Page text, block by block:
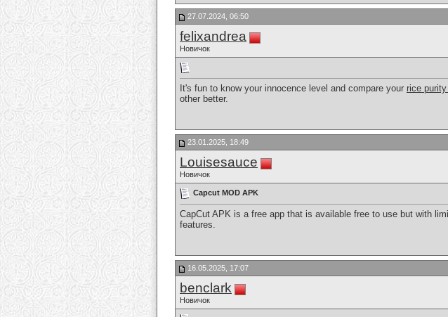
27.07.2024, 06:50
felixandrea
Новичок
It's fun to know your innocence level and compare your rice
other better.
23.01.2025, 18:49
Louisesauce
Новичок
Capcut MOD APK
CapCut APK is a free app that is available free to use but with
features.
16.05.2025, 17:07
benclark
Новичок